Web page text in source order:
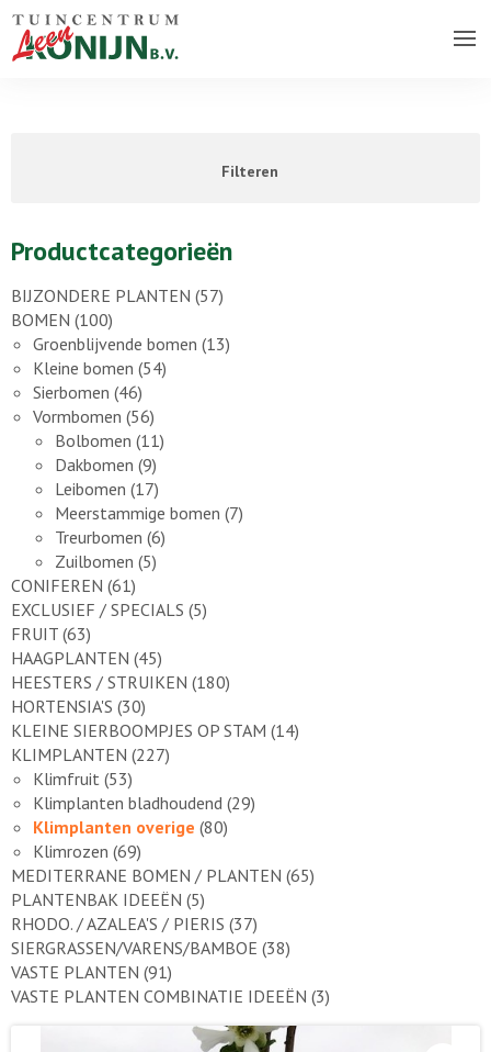
Filteren
Productcategorieën
BIJZONDERE PLANTEN (57)
BOMEN (100)
Groenblijvende bomen (13)
Kleine bomen (54)
Sierbomen (46)
Vormbomen (56)
Bolbomen (11)
Dakbomen (9)
Leibomen (17)
Meerstammige bomen (7)
Treurbomen (6)
Zuilbomen (5)
CONIFEREN (61)
EXCLUSIEF / SPECIALS (5)
FRUIT (63)
HAAGPLANTEN (45)
HEESTERS / STRUIKEN (180)
HORTENSIA'S (30)
KLEINE SIERBOOMPJES OP STAM (14)
KLIMPLANTEN (227)
Klimfruit (53)
Klimplanten bladhoudend (29)
Klimplanten overige (80)
Klimrozen (69)
MEDITERRANE BOMEN / PLANTEN (65)
PLANTENBAK IDEEËN (5)
RHODO. / AZALEA'S / PIERIS (37)
SIERGRASSEN/VARENS/BAMBOE (38)
VASTE PLANTEN (91)
VASTE PLANTEN COMBINATIE IDEEËN (3)